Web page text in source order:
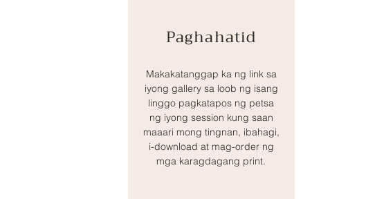
Paghahatid
Makakatanggap ka ng link sa
iyong gallery sa loob ng isang
linggo pagkatapos ng petsa
ng iyong session kung saan
maaari mong tingnan, ibahagi,
i-download at mag-order ng
mga karagdagang print.